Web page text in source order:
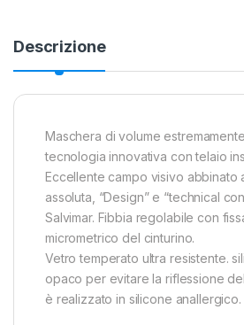
Descrizione
Maschera di volume
tecnologia innovativa con telaio
Eccellente campo visivo abbinato
assoluta, “Design” e “technical
Salvimar. Fibbia regolabile con
micrometrico del cinturino.
Vetro temperato ultra resistente.
opaco per evitare la riflessione
è realizzato in silicone anallergico.